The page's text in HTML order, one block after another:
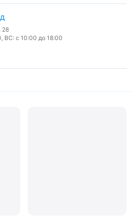
28
ВС: с 10:00 до 18:00